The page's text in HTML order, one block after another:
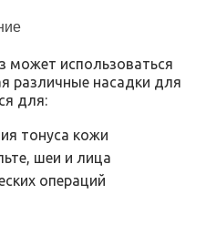
может использоваться
различные насадки для
для:
тонуса кожи
шеи и лица
операций